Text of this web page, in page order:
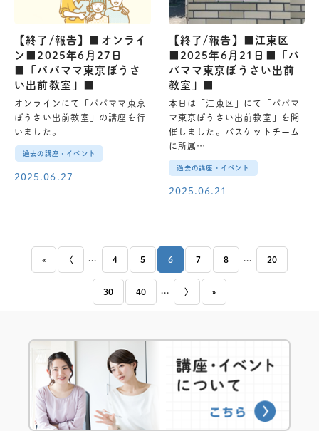
【終了/報告】■オンライ
ン■2025年6月27日
■「パパママ東京ぼうさ
い出前教室」■
オンラインにて「パパママ東京
ぼうさい出前教室」の講座を行
いました。
過去の講座・イベント
2025.06.27
【終了/報告】■江東区
■2025年6月21日■「パ
パママ東京ぼうさい出前
教室」■
本日は「江東区」にて「パパマ
マ東京ぼうさい出前教室」を開
催しました。バスケットチーム
に所属…
過去の講座・イベント
2025.06.21
« 〈 4 5 6 7 8 20
30 40 〉 »